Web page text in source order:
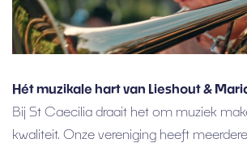
Hét muzikale hart van Lieshout &
Bij St Caecilia draait het om muziek
kwaliteit. Onze vereniging heeft